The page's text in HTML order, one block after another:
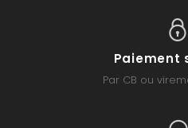
Paiement
Par CB ou